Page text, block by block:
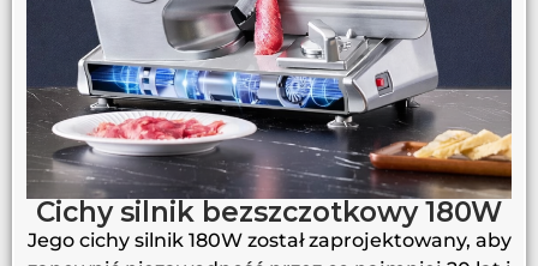
Cichy silnik bezszczotkowy 180W
Jego cichy silnik 180W został zaprojektowany, aby